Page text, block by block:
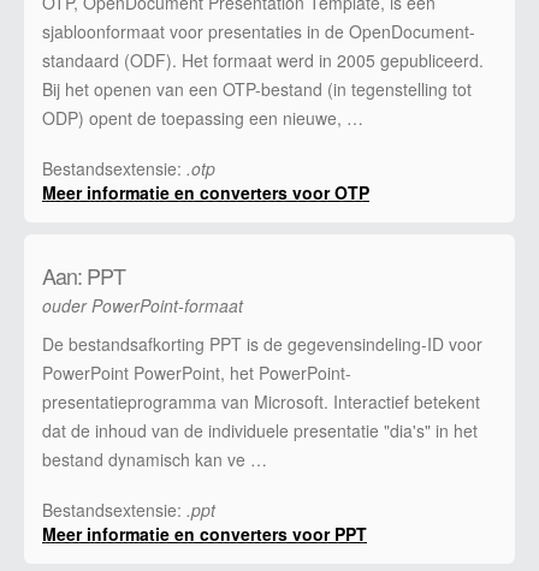
sjabloonformaat voor presentaties in de OpenDocument-
standaard (ODF). Het formaat werd in 2005 gepubliceerd.
Bij het openen van een OTP-bestand (in tegenstelling tot
ODP) opent de toepassing een nieuwe, …
Bestandsextensie: .otp
Meer informatie en converters voor OTP
Aan: PPT
ouder PowerPoint-formaat
De bestandsafkorting PPT is de gegevensindeling-ID voor
PowerPoint PowerPoint, het PowerPoint-
presentatieprogramma van Microsoft. Interactief betekent
dat de inhoud van de individuele presentatie "dia's" in het
bestand dynamisch kan ve …
Bestandsextensie: .ppt
Meer informatie en converters voor PPT